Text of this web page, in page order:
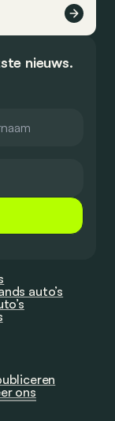
nieuws.
auto’s
ons